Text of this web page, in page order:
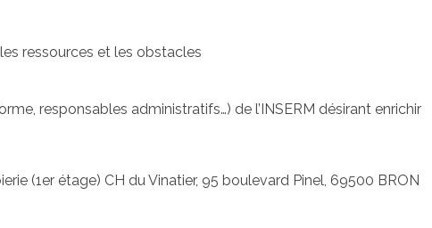
ressources et les obstacles
responsables administratifs…) de l’INSERM désirant enrichir
(1er étage) CH du Vinatier, 95 boulevard Pinel, 69500 BRON